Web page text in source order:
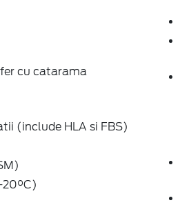
cu catarama
(include HLA si FBS)